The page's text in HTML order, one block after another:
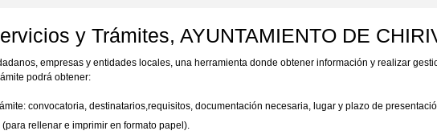
y Trámites, AYUNTAMIENTO DE
empresas y entidades locales, una herramienta donde obtener información y realizar
podrá obtener:
convocatoria, destinatarios,requisitos, documentación necesaria, lugar y plazo de
rellenar e imprimir en formato papel).